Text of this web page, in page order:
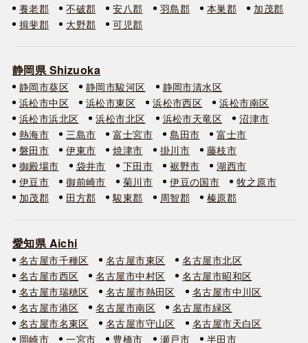
養老郡
不破郡 安八郡 羽島郡 本巣郡
加茂郡
揖斐郡
大野郡 可児郡
静岡県 Shizuoka
静岡市葵区 静岡市駿河区
静岡市清水区
浜松市中区
浜松市東区 浜松市西区
浜松市南区
浜松市浜北区
浜松市北区 浜松市天竜区
沼津市
熱海市
三島市 富士宮市 島田市
富士市
磐田市
伊東市 焼津市 掛川市
藤枝市
御殿場市
袋井市 下田市 裾野市
湖西市
伊豆市
御前崎市 菊川市 伊豆の国市
牧之原市
加茂郡
田方郡 駿東郡 周智郡 榛原郡
愛知県 Aichi
名古屋市千種区 名古屋市東区
名古屋市北区
名古屋市西区
名古屋市中村区
名古屋市昭和区
名古屋市瑞穂区
名古屋市熱田区
名古屋市中川区
名古屋市港区
名古屋市南区
名古屋市緑区
名古屋市名東区
名古屋市守山区
名古屋市天白区
岡崎市
一宮市 豊橋市 瀬戸市
半田市